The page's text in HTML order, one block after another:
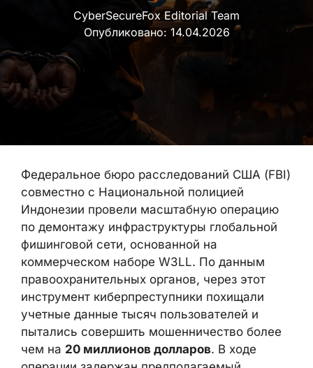
CyberSecureFox Editorial Team
Опубликовано:14.04.2026
Федеральное бюро расследований США
(FBI) совместно с Национальной полицией
Индонезии провели масштабную операцию
по демонтажу инфраструктуры глобальной
фишинговой сети, основанной на
коммерческом наборе W3LL. По данным
правоохранительных органов, через этот
инструмент киберпреступники похищали
учетные данные тысяч пользователей и
пытались совершить мошенничество более
чем на 20 миллионов долларов. В ходе